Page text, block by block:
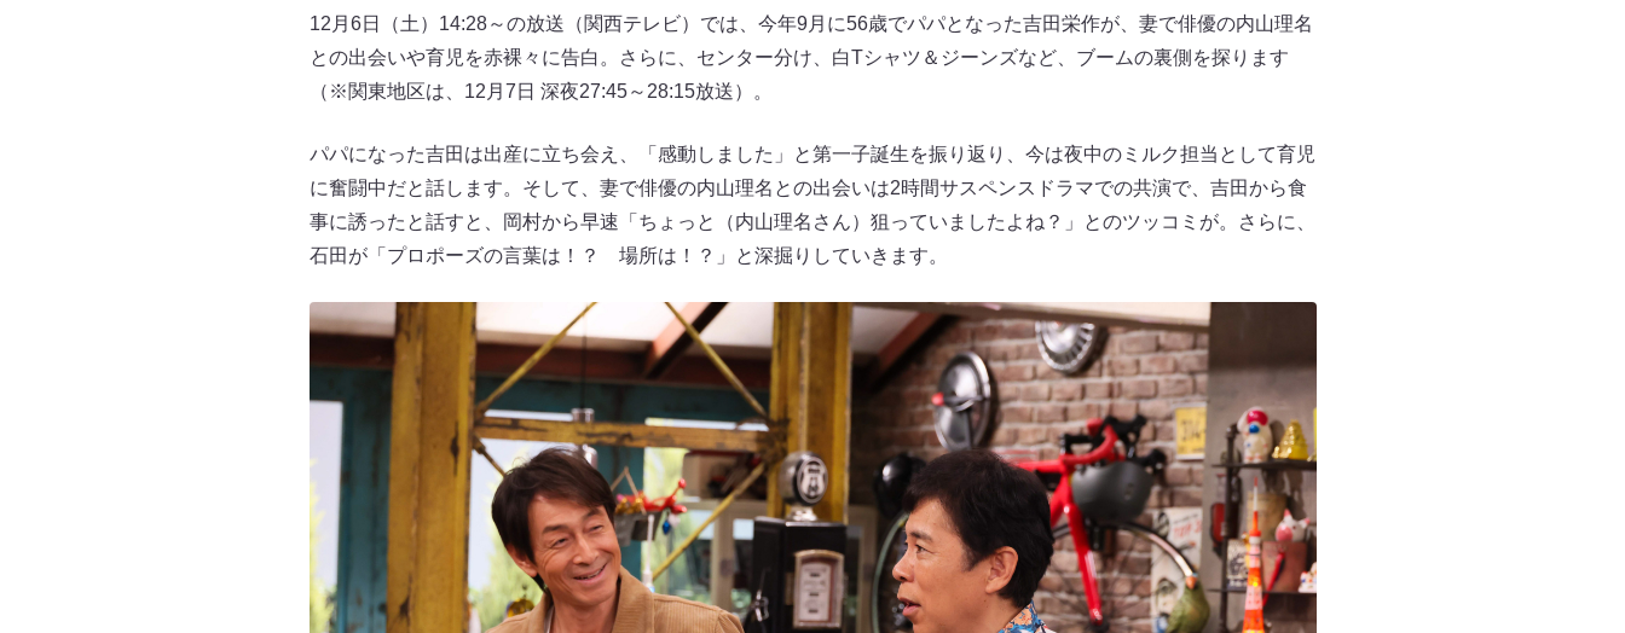
12月6日（土）14:28～の放送（関西テレビ）では、今年9月に56歳でパパとなった吉田栄作が、妻で俳優の内山理名
との出会いや育児を赤裸々に告白。さらに、センター分け、白Tシャツ＆ジーンズなど、ブームの裏側を探ります
（※関東地区は、12月7日 深夜27:45～28:15放送）。
パパになった吉田は出産に立ち会え、「感動しました」と第一子誕生を振り返り、今は夜中のミルク担当として育児
に奮闘中だと話します。そして、妻で俳優の内山理名との出会いは2時間サスペンスドラマでの共演で、吉田から食
事に誘ったと話すと、岡村から早速「ちょっと（内山理名さん）狙っていましたよね？」とのツッコミが。さらに、
石田が「プロポーズの言葉は！？ 場所は！？」と深掘りしていきます。